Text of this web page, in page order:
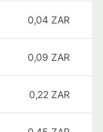
0,04 ZAR
0,09 ZAR
0,22 ZAR